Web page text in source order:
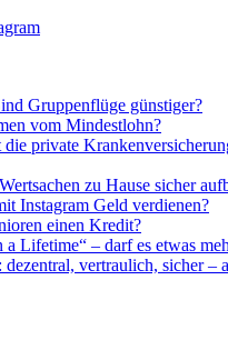
Gruppenflüge günstiger?
vom Mindestlohn?
private
zu Hause sicher
Instagram Geld verdienen?
einen Kredit?
a Lifetime“ – darf es etwas
vertraulich, sicher –